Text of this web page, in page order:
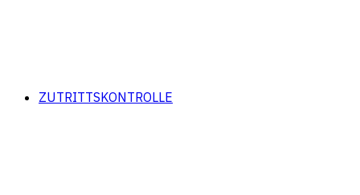
ZUTRITTSKONTROLLE